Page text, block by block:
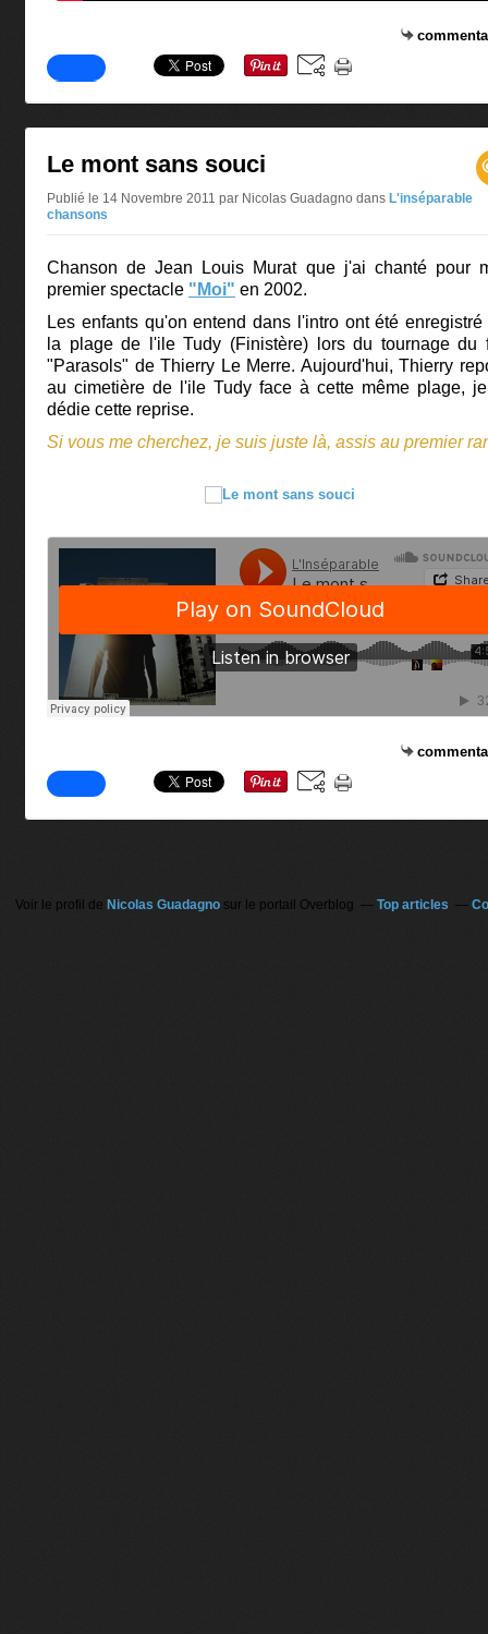
Le mont sans souci
Publié le 14 Novembre 2011 par Nicolas Guadagno dans L'inséparable
chansons
Chanson de Jean Louis Murat que j'ai chanté pour
premier spectacle "Moi" en 2002.
Les enfants qu'on entend dans l'intro ont été enregistré
la plage de l'ile Tudy (Finistère) lors du tournage du
"Parasols" de Thierry Le Merre. Aujourd'hui, Thierry
au cimetière de l'ile Tudy face à cette même plage,
dédie cette reprise.
Si vous me cherchez, je suis juste là, assis au premier
Voir le profil de Nicolas Guadagnosur le portail Overblog Top articles